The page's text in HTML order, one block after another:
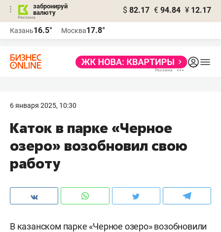
забронируй
валюту
$ 82.17 € 94.84 ¥ 12.17
Казань16.5° Москва17.8°
6 января 2025, 10:30
Каток в парке «Черное
озеро» возобновил свою
работу
В казанском парке «Черное озеро» возобновили